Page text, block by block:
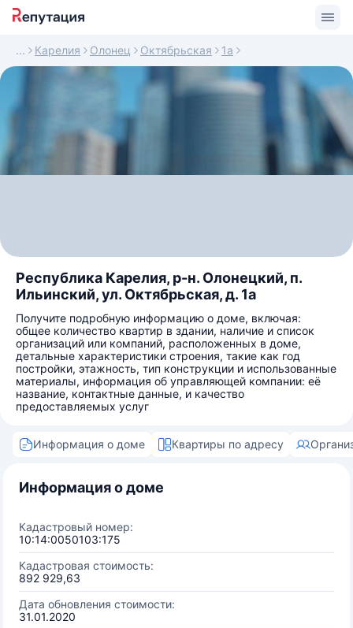
Карелия Олонец Октябрьская 1а
Республика Карелия, р-н. Олонецкий, п.
Ильинский, ул. Октябрьская, д. 1а
Получите подробную информацию о доме, включая:
общее количество квартир в здании, наличие и список
организаций или компаний, расположенных в доме,
детальные характеристики строения, такие как год
постройки, этажность, тип конструкции и использованные
материалы, информация об управляющей компании: её
название, контактные данные, и качество
предоставляемых услуг
Информация о доме Квартиры по адресу
Информация о доме
Кадастровый номер:
10:14:0050103:175
Кадастровая стоимость:
892 929,63
Дата обновления стоимости:
31.01.2020